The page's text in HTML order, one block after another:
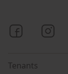
Bezrealitky
Tenants